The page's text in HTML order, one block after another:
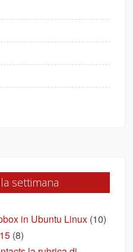
settimana
in Ubuntu Linux (10)
(8)